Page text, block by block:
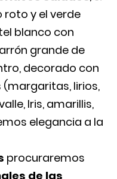
roto y el verde
blanco con
grande de
decorado con
lirios,
Iris, amarillis,
elegancia a la
procuraremos
de las